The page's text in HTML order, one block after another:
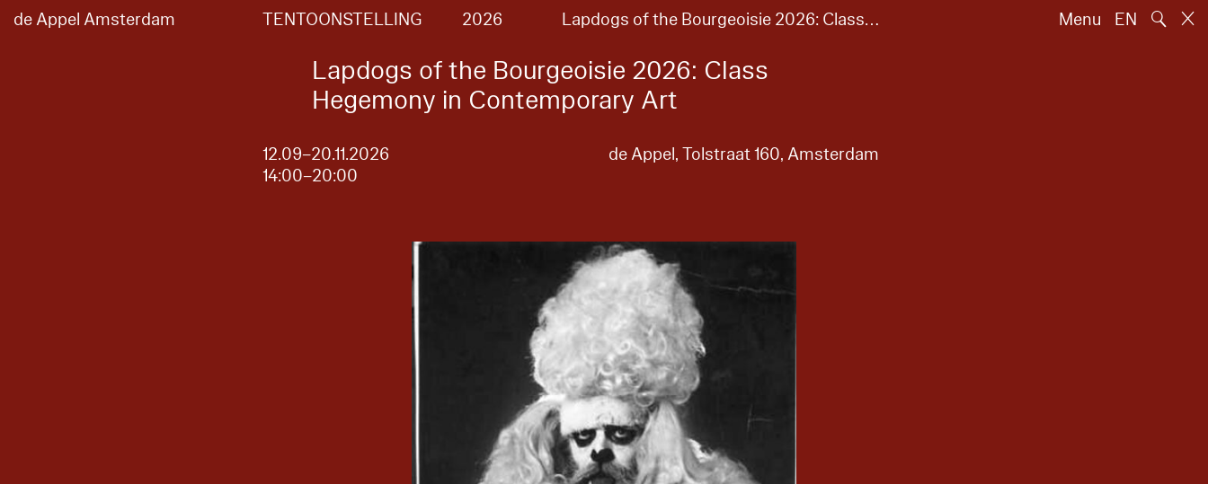
de Appel Amsterdam TENTOONSTELLING 2026 Lapdogs of the Bourgeoisie 2026: Class… Menu EN 🔍
Lapdogs of the Bourgeoisie 2026: Class
Hegemony in Contemporary Art
12.09–20.11.2026
14:00–20:00
de Appel, Tolstraat 160, Amsterdam